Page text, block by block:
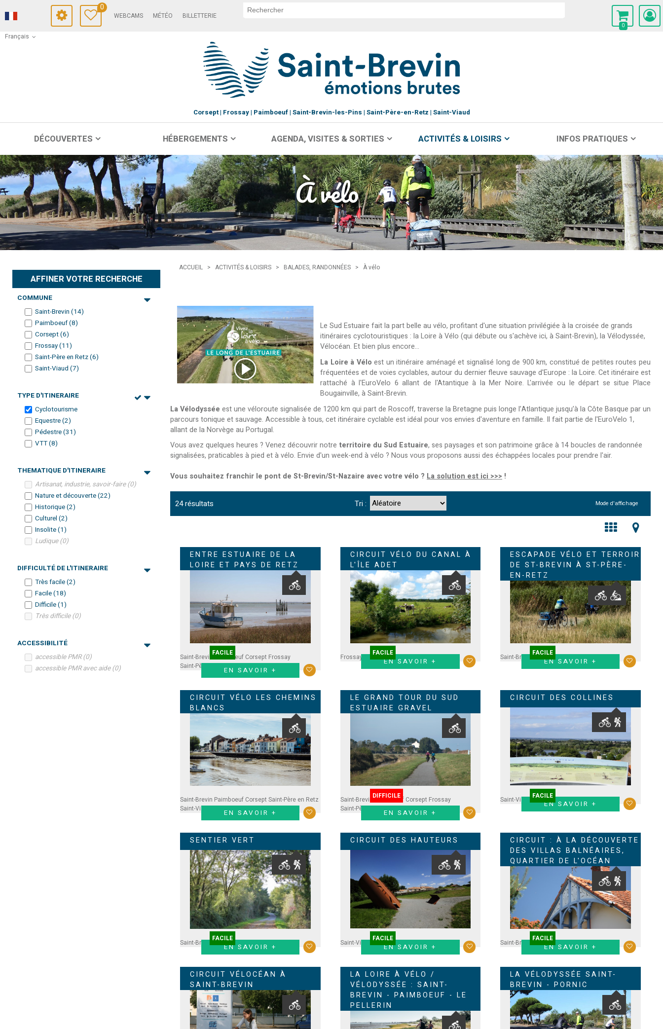
Français
0
WEBCAMS MÉTÉO BILLETTERIE
0
Corsept Frossay Paimboeuf Saint-Brevin-les-Pins Saint-Père-en-Retz Saint-Viaud
DÉCOUVERTES HÉBERGEMENTS AGENDA, VISITES & SORTIES ACTIVITÉS & LOISIRS INFOS PRATIQUES
AFFINER VOTRE RECHERCHE
COMMUNE
Saint-Brevin (14)
Paimboeuf(8)
Corsept(6)
Frossay(11)
Saint-Père en Retz(6)
Saint-Viaud (7)
TYPE D'ITINERAIRE
Cyclotourisme
Equestre(2)
Pédestre(31)
VTT(8)
THEMATIQUE D'ITINERAIRE
Artisanat, industrie, savoir-faire(0)
Nature et découverte(22)
Historique(2)
Culturel (2)
Insolite(1)
Ludique(0)
DIFFICULTÉ DE L'ITINERAIRE
Très facile(2)
Facile(18)
Difficile(1)
Très difficile(0)
ACCESSIBILITÉ
accessible PMR(0)
accessible PMR avec aide(0)
ACCUEIL > ACTIVITÉS & LOISIRS > BALADES, RANDONNÉES > À vélo
À vélo
Le Sud Estuaire fait la part belle au vélo, profitant d'une situation privilégiée à la croisée de grands
itinéraires cyclotouristiques : la Loire à Vélo (qui débute ou s'achève ici, à Saint-Brevin), la Vélodyssée,
Vélocéan. Et bien plus encore...
La Loire à Vélo est un itinéraire aménagé et signalisé long de 900 km, constitué de petites routes peu
fréquentées et de voies cyclables, autour du dernier fleuve sauvage d'Europe : la Loire. Cet itinéraire est
rattaché à l'EuroVelo 6 allant de l'Atantique à la Mer Noire. L'arrivée ou le départ se situe Place
Bougainville, à Saint-Brevin.
La Vélodyssée est une véloroute signalisée de 1200 km qui part de Roscoff, traverse la Bretagne puis longe l’Atlantique jusqu’à la Côte Basque par un
parcours tonique et sauvage. Accessible à tous, cet itinéraire cyclable est idéal pour vos envies d'aventure en famille. Il fait partie de l'EuroVelo 1,
allant de la Norvège au Portugal.
Vous avez quelques heures ? Venez découvrir notre territoire du Sud Estuaire, ses paysages et son patrimoine grâce à 14 boucles de randonnée
signalisées, praticables à pied et à vélo. Envie d'un week-end à vélo ? Nous vous proposons aussi des échappées locales pour prendre l'air.
Vous souhaitez franchir le pont de St-Brevin/St-Nazaire avec votre vélo ? La solution est ici >>> !
Mode d'affichage
24résultats Tri :
ENTRE ESTUAIRE DE LA
LOIRE ET PAYS DE RETZ
EN SAVOIR +
Saint-Brevin Paimboeuf Corsept Frossay
Saint-Père en RetzSaint-Viaud
FACILE
CIRCUIT VÉLO DU CANAL À
L'ÎLE ADET
EN SAVOIR +
Frossay FACILE
ESCAPADE VÉLO ET TERROIR
DE ST-BREVIN À ST-PÈRE-
EN-RETZ
EN SAVOIR +
Saint-Brevin Saint-Père en Retz
FACILE
CIRCUIT VÉLO LES CHEMINS
BLANCS
EN SAVOIR +
Saint-Brevin Paimboeuf Corsept Saint-Père en Retz
Saint-Viaud
LE GRAND TOUR DU SUD
ESTUAIRE GRAVEL
EN SAVOIR +
Saint-Brevin Paimboeuf Corsept Frossay
Saint-Père en Retz Saint-Viaud
DIFFICILE
CIRCUIT DES COLLINES
EN SAVOIR +
Saint-Viaud FACILE
SENTIER VERT
EN SAVOIR +
Saint-Brevin FACILE
CIRCUIT DES HAUTEURS
EN SAVOIR +
Saint-Viaud FACILE
CIRCUIT : À LA DÉCOUVERTE
DES VILLAS BALNÉAIRES,
QUARTIER DE L'OCÉAN
EN SAVOIR +
Saint-BrevinFACILE
CIRCUIT VÉLOCÉAN À
SAINT-BREVIN
LA LOIRE À VÉLO /
VÉLODYSSÉE : SAINT-
BREVIN - PAIMBOEUF - LE
PELLERIN
LA VÉLODYSSÉE SAINT-
BREVIN - PORNIC